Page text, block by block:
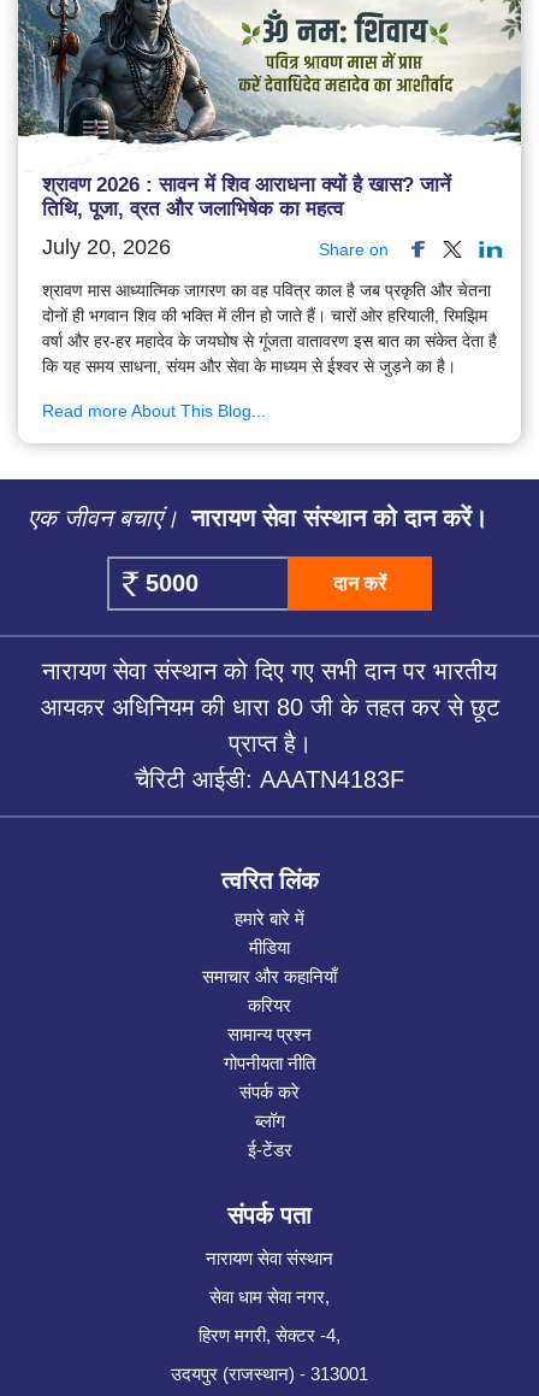
श्रावण 2026 : सावन में शिव आराधना क्यों है खास? जानें
तिथि, पूजा, व्रत और जलाभिषेक का महत्व
July 20, 2026 Share on
श्रावण मास आध्यात्मिक जागरण का वह पवित्र काल है जब प्रकृति और चेतना
दोनों ही भगवान शिव की भक्ति में लीन हो जाते हैं। चारों ओर हरियाली, रिमझिम
वर्षा और हर-हर महादेव के जयघोष से गूंजता वातावरण इस बात का संकेत देता है
कि यह समय साधना, संयम और सेवा के माध्यम से ईश्वर से जुड़ने का है।
Read more About This Blog...
एक जीवन बचाएं। नारायण सेवा संस्थान को दान करें।
दान करें
नारायण सेवा संस्थान को दिए गए सभी दान पर भारतीय
आयकर अधिनियम की धारा 80 जी के तहत कर से छूट
प्राप्त है।
चैरिटी आईडी: AAATN4183F
त्वरित लिंक
हमारे बारे में
मीडिया
समाचार और कहानियाँ
करियर
सामान्य प्रश्न
गोपनीयता नीति
संपर्क करे
ब्लॉग
ई-टेंडर
संपर्क पता
नारायण सेवा संस्थान
सेवा धाम सेवा नगर,
हिरण मगरी, सेक्टर -4,
उदयपुर (राजस्थान) - 313001